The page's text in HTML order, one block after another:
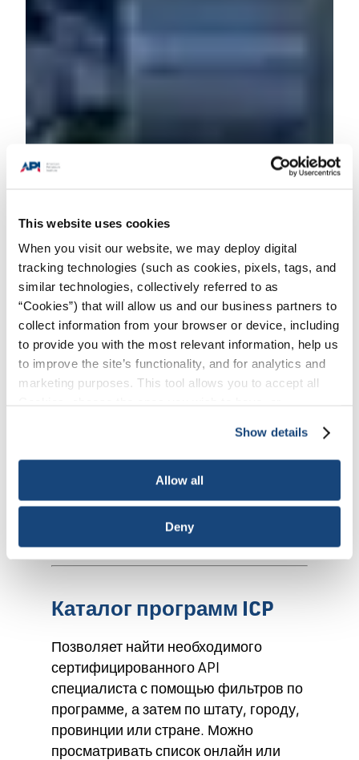
This website uses cookies
When you visit our website, we may deploy digital
tracking technologies (such as cookies, pixels, tags, and
similar technologies, collectively referred to as
“Cookies”) that will allow us and our business partners to
collect information from your browser or device, including
to provide you with the most relevant information, help us
to improve the site’s functionality, and for analytics and
marketing purposes. This tool allows you to accept all
necessary cookies, which cannot be deactivated). The
choice is yours.
Show details
Allow all
Deny
Products + Services/Поиск
инспектора
помощью которых пользователи
отрасли, сертифицированных по
программам индивидуальной
сертификации (ICP) API.
Каталог программ ICP
Позволяет найти необходимого
сертифицированного API
специалиста с помощью фильтров по
программе, а затем по штату, городу,
провинции или стране. Можно
просматривать список онлайн или